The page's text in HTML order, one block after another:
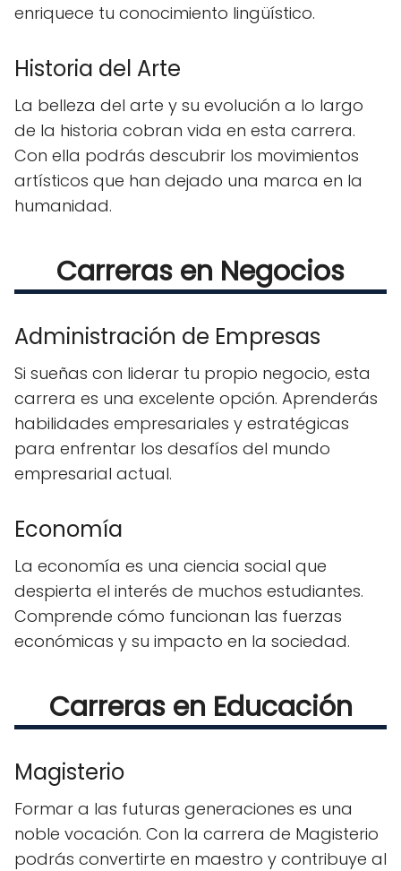
enriquece tu conocimiento lingüístico.
Historia del Arte
La belleza del arte y su evolución a lo largo
de la historia cobran vida en esta carrera.
Con ella podrás descubrir los movimientos
artísticos que han dejado una marca en la
humanidad.
Carreras en Negocios
Administración de Empresas
Si sueñas con liderar tu propio negocio, esta
carrera es una excelente opción. Aprenderás
habilidades empresariales y estratégicas
para enfrentar los desafíos del mundo
empresarial actual.
Economía
La economía es una ciencia social que
despierta el interés de muchos estudiantes.
Comprende cómo funcionan las fuerzas
económicas y su impacto en la sociedad.
Carreras en Educación
Magisterio
Formar a las futuras generaciones es una
noble vocación. Con la carrera de Magisterio
podrás convertirte en maestro y contribuye al